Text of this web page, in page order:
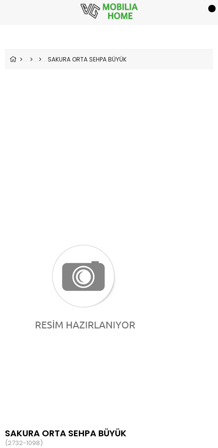
SAKURA ORTA SEHPA BÜYÜK
SAKURA ORTA SEHPA BÜYÜK
(2732-1098)